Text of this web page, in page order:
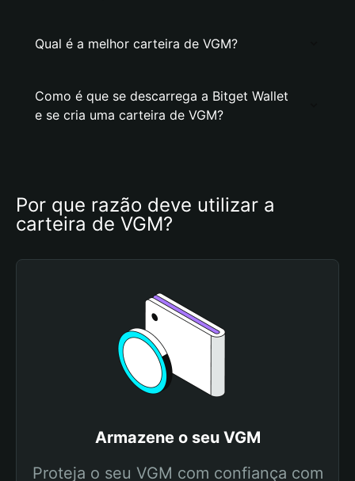
Qual é a melhor carteira de VGM?
Como é que se descarrega a Bitget Wallet
e se cria uma carteira de VGM?
Por que razão deve utilizar a
carteira de VGM?
Armazene o seu VGM
Proteja o seu VGM com confiança com